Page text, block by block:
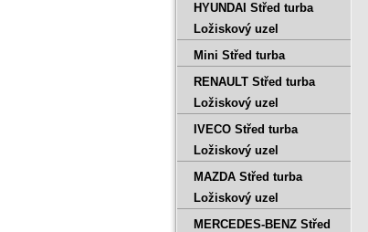
HYUNDAI Střed turba
Ložiskový uzel
Mini Střed turba
RENAULT Střed turba
Ložiskový uzel
IVECO Střed turba
Ložiskový uzel
MAZDA Střed turba
Ložiskový uzel
MERCEDES-BENZ Střed